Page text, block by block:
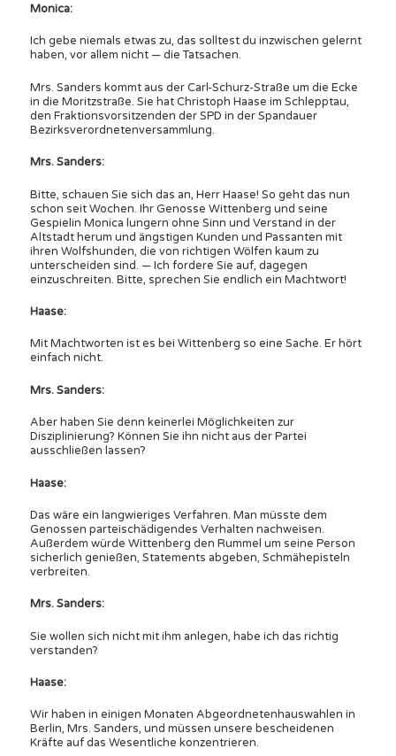
Monica:
Ich gebe niemals etwas zu, das solltest du inzwischen gelernt
haben, vor allem nicht — die Tatsachen.
Mrs. Sanders kommt aus der Carl-Schurz-Straße um die Ecke
in die Moritzstraße. Sie hat Christoph Haase im Schlepptau,
den Fraktionsvorsitzenden der SPD in der Spandauer
Bezirksverordnetenversammlung.
Mrs. Sanders:
Bitte, schauen Sie sich das an, Herr Haase! So geht das nun
schon seit Wochen. Ihr Genosse Wittenberg und seine
Gespielin Monica lungern ohne Sinn und Verstand in der
Altstadt herum und ängstigen Kunden und Passanten mit
ihren Wolfshunden, die von richtigen Wölfen kaum zu
unterscheiden sind. — Ich fordere Sie auf, dagegen
einzuschreiten. Bitte, sprechen Sie endlich ein Machtwort!
Haase:
Mit Machtworten ist es bei Wittenberg so eine Sache. Er hört
einfach nicht.
Mrs. Sanders:
Aber haben Sie denn keinerlei Möglichkeiten zur
Disziplinierung? Können Sie ihn nicht aus der Partei
ausschließen lassen?
Haase:
Das wäre ein langwieriges Verfahren. Man müsste dem
Genossen parteischädigendes Verhalten nachweisen.
Außerdem würde Wittenberg den Rummel um seine Person
sicherlich genießen, Statements abgeben, Schmähepisteln
verbreiten.
Mrs. Sanders:
Sie wollen sich nicht mit ihm anlegen, habe ich das richtig
verstanden?
Haase:
Wir haben in einigen Monaten Abgeordnetenhauswahlen in
Berlin, Mrs. Sanders, und müssen unsere bescheidenen
Kräfte auf das Wesentliche konzentrieren.